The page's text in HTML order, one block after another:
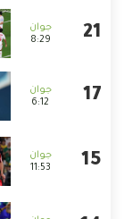
8:29
6:12
11:53